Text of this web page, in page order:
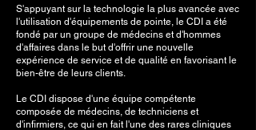
S'appuyant sur la technologie la plus avancée avec
l'utilisation d'équipements de pointe, le CDI a été
fondé par un groupe de médecins et d'hommes
d'affaires dans le but d'offrir une nouvelle
expérience de service et de qualité en favorisant le
bien-être de leurs clients.
Le CDI dispose d'une équipe compétente
composée de médecins, de techniciens et
d'infirmiers, ce qui en fait l'une des rares cliniques